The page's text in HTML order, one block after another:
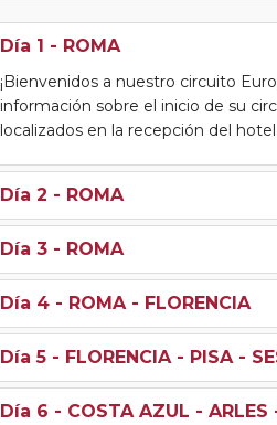
Día 1 - ROMA
¡Bienvenidos a nuestro circuito
información sobre el inicio de su
localizados en la recepción del hotel.
Día 2 - ROMA
Día 3 - ROMA
Día 4 - ROMA - FLORENCIA
Día 5 - FLORENCIA - PISA -
Día 6 - COSTA AZUL - ARLES